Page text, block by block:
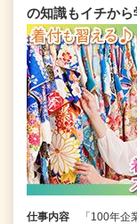
の知識もイチから
仕事内容
「100年